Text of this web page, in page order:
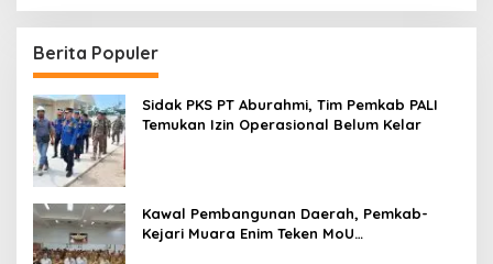
Berita Populer
Sidak PKS PT Aburahmi, Tim Pemkab PALI
Temukan Izin Operasional Belum Kelar
Kawal Pembangunan Daerah, Pemkab-
Kejari Muara Enim Teken MoU